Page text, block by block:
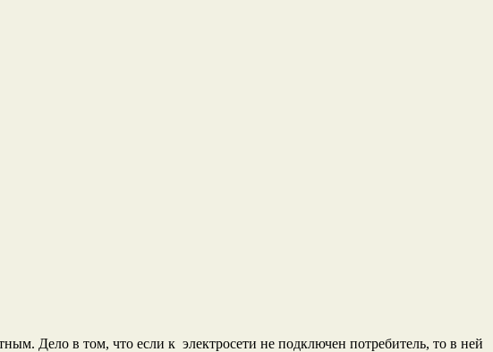
Дело в том, что если к электросети не подключен потребитель, то в ней